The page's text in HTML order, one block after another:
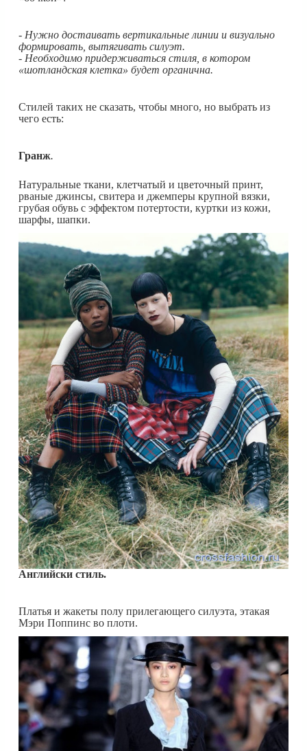
- Нужно достаивать вертикальные линии и визуально
формировать, вытягивать силуэт.
- Необходимо придерживаться стиля, в котором
«шотландская клетка» будет органична.
Стилей таких не сказать, чтобы много, но выбрать из
чего есть:
Гранж.
Натуральные ткани, клетчатый и цветочный принт,
рваные джинсы, свитера и джемперы крупной вязки,
грубая обувь с эффектом потертости, куртки из кожи,
шарфы, шапки.
Английски стиль.
Платья и жакеты полу прилегающего силуэта, этакая
Мэри Поппинс во плоти.